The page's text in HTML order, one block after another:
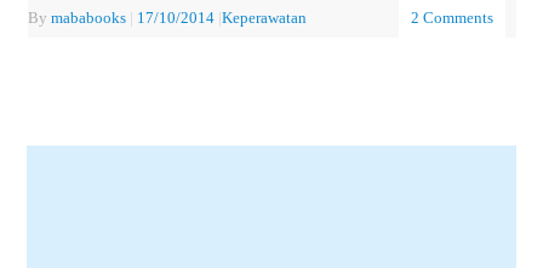
By mababooks | 17/10/2014 |Keperawatan 2 Comments